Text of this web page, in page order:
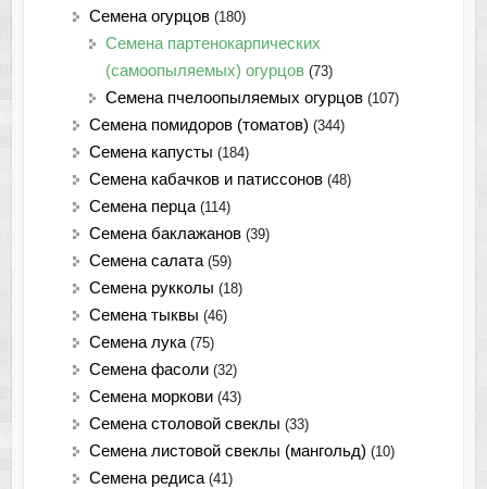
Семена огурцов (180)
Семена партенокарпических
(самоопыляемых) огурцов (73)
Семена пчелоопыляемых огурцов (107)
Семена помидоров (томатов) (344)
Семена капусты (184)
Семена кабачков и патиссонов (48)
Семена перца (114)
Семена баклажанов (39)
Семена салата (59)
Семена рукколы (18)
Семена тыквы (46)
Семена лука (75)
Cемена фасоли (32)
Семена моркови (43)
Семена столовой свеклы (33)
Семена листовой свеклы (мангольд) (10)
Семена редиса (41)